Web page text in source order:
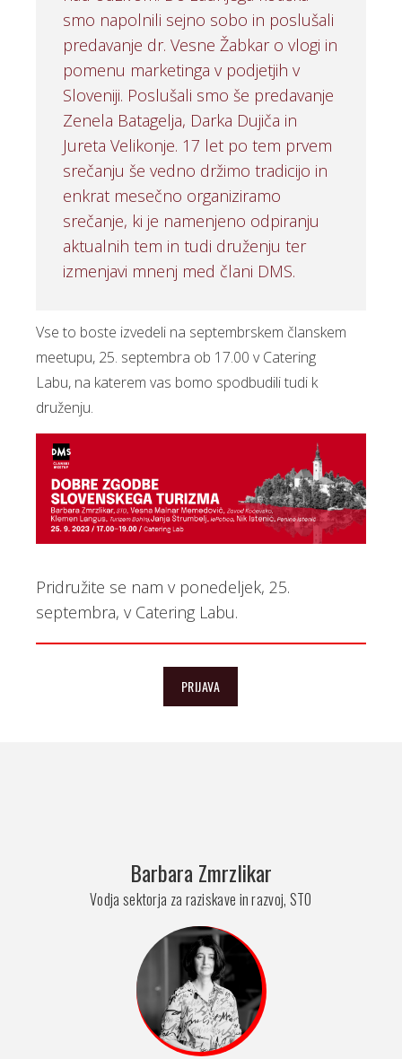
smo napolnili sejno sobo in poslušali
predavanje dr. Vesne Žabkar o vlogi in
pomenu marketinga v podjetjih v
Sloveniji. Poslušali smo še predavanje
Zenela Batagelja, Darka Dujiča in
Jureta Velikonje. 17 let po tem prvem
srečanju še vedno držimo tradicijo in
enkrat mesečno organiziramo
srečanje, ki je namenjeno odpiranju
aktualnih tem in tudi druženju ter
izmenjavi mnenj med člani DMS.
Vse to boste izvedeli na septembrskem članskem
meetupu, 25. septembra ob 17.00 v Catering
Labu, na katerem vas bomo spodbudili tudi k
druženju.
Pridružite se nam v ponedeljek, 25.
septembra, v Catering Labu.
PRIJAVA
Barbara Zmrzlikar
Vodja sektorja za raziskave in razvoj, STO